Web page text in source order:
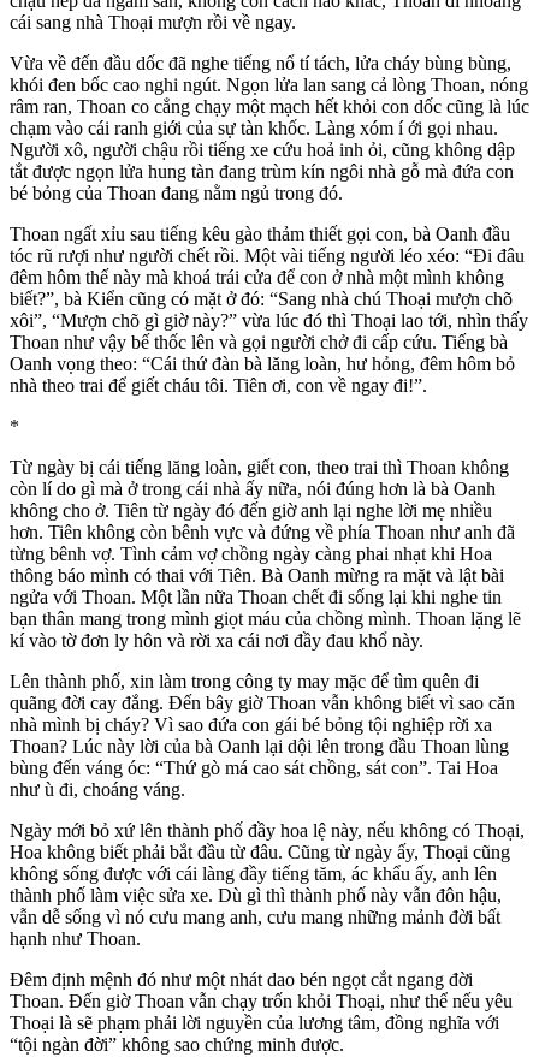
cái sang nhà Thoại mượn rồi về ngay.
Vừa về đến đầu dốc đã nghe tiếng nổ tí tách, lửa cháy bùng bùng,
khói đen bốc cao nghi ngút. Ngọn lửa lan sang cả lòng Thoan, nóng
râm ran, Thoan co cẳng chạy một mạch hết khỏi con dốc cũng là lúc
chạm vào cái ranh giới của sự tàn khốc. Làng xóm í ới gọi nhau.
Người xô, người chậu rồi tiếng xe cứu hoả inh ỏi, cũng không dập
tắt được ngọn lửa hung tàn đang trùm kín ngôi nhà gỗ mà đứa con
bé bỏng của Thoan đang nằm ngủ trong đó.
Thoan ngất xỉu sau tiếng kêu gào thảm thiết gọi con, bà Oanh đầu
tóc rũ rượi như người chết rồi. Một vài tiếng người léo xéo: “Đi đâu
đêm hôm thế này mà khoá trái cửa để con ở nhà một mình không
biết?”, bà Kiển cũng có mặt ở đó: “Sang nhà chú Thoại mượn chõ
xôi”, “Mượn chõ gì giờ này?” vừa lúc đó thì Thoại lao tới, nhìn thấy
Thoan như vậy bế thốc lên và gọi người chở đi cấp cứu. Tiếng bà
Oanh vọng theo: “Cái thứ đàn bà lăng loàn, hư hỏng, đêm hôm bỏ
nhà theo trai để giết cháu tôi. Tiên ơi, con về ngay đi!”.
*
Từ ngày bị cái tiếng lăng loàn, giết con, theo trai thì Thoan không
còn lí do gì mà ở trong cái nhà ấy nữa, nói đúng hơn là bà Oanh
không cho ở. Tiên từ ngày đó đến giờ anh lại nghe lời mẹ nhiều
hơn. Tiên không còn bênh vực và đứng về phía Thoan như anh đã
từng bênh vợ. Tình cảm vợ chồng ngày càng phai nhạt khi Hoa
thông báo mình có thai với Tiên. Bà Oanh mừng ra mặt và lật bài
ngửa với Thoan. Một lần nữa Thoan chết đi sống lại khi nghe tin
bạn thân mang trong mình giọt máu của chồng mình. Thoan lặng lẽ
kí vào tờ đơn ly hôn và rời xa cái nơi đầy đau khổ này.
Lên thành phố, xin làm trong công ty may mặc để tìm quên đi
quãng đời cay đắng. Đến bây giờ Thoan vẫn không biết vì sao căn
nhà mình bị cháy? Vì sao đứa con gái bé bỏng tội nghiệp rời xa
Thoan? Lúc này lời của bà Oanh lại dội lên trong đầu Thoan lùng
bùng đến váng óc: “Thứ gò má cao sát chồng, sát con”. Tai Hoa
như ù đi, choáng váng.
Ngày mới bỏ xứ lên thành phố đầy hoa lệ này, nếu không có Thoại,
Hoa không biết phải bắt đầu từ đâu. Cũng từ ngày ấy, Thoại cũng
không sống được với cái làng đầy tiếng tăm, ác khẩu ấy, anh lên
thành phố làm việc sửa xe. Dù gì thì thành phố này vẫn đôn hậu,
vẫn dễ sống vì nó cưu mang anh, cưu mang những mảnh đời bất
hạnh như Thoan.
Đêm định mệnh đó như một nhát dao bén ngọt cắt ngang đời
Thoan. Đến giờ Thoan vẫn chạy trốn khỏi Thoại, như thể nếu yêu
Thoại là sẽ phạm phải lời nguyền của lương tâm, đồng nghĩa với
“tội ngàn đời” không sao chứng minh được.